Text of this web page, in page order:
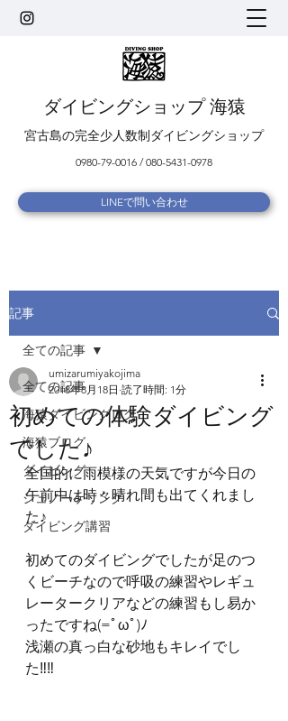
ダイビングショップ 海猿
宮古島の完全少人数制ダイビングショップ
0980-79-0016 /080-5431-0978
LINEで問い合わせ
記事
全ての記事
海猿ダイビングログ
海猿ブログ
ダイビング
シュノーケリング
ダイビング講習
全ての記事
初めての体験ダイビング
でした♪
umizarumiyakojima
2018年8月18日 読了時間: 1分
全国的に雨模様の天気ですが今日の
午前中は時々晴れ間も出てくれまし
た♪
初めてのダイビングでしたが足のつ
くビーチなので呼吸の練習やレギュ
レータークリアなどの練習もし易か
ったですね(=ﾟωﾟ)ﾉ
浅瀬の真っ白な砂地もキレイでし
た‼‼